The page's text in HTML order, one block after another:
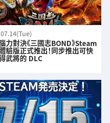
力對決《三國志BOND》Steam
驗版正式推出！同步推出可快
武將的 DLC